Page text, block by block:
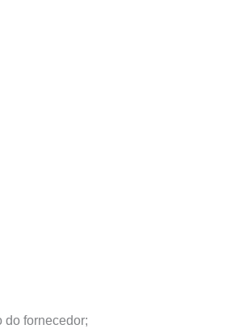
do fornecedor;